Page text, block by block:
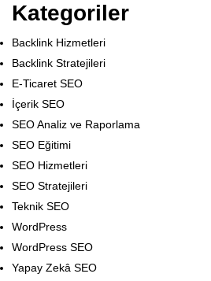
Kategoriler
Backlink Hizmetleri
Backlink Stratejileri
E-Ticaret SEO
İçerik SEO
SEO Analiz ve Raporlama
SEO Eğitimi
SEO Hizmetleri
SEO Stratejileri
Teknik SEO
WordPress
WordPress SEO
Yapay Zekâ SEO